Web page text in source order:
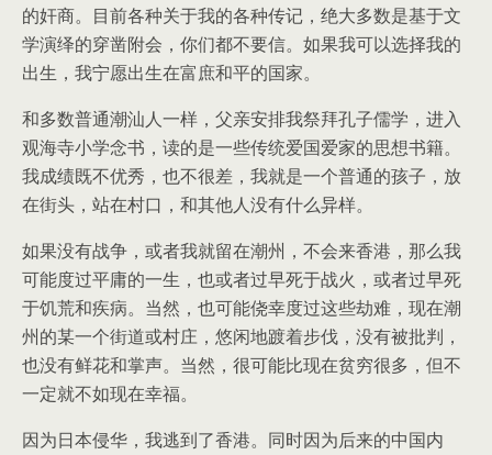
的奸商。目前各种关于我的各种传记，绝大多数是基于文
学演绎的穿凿附会，你们都不要信。如果我可以选择我的
出生，我宁愿出生在富庶和平的国家。
和多数普通潮汕人一样，父亲安排我祭拜孔子儒学，进入
观海寺小学念书，读的是一些传统爱国爱家的思想书籍。
我成绩既不优秀，也不很差，我就是一个普通的孩子，放
在街头，站在村口，和其他人没有什么异样。
如果没有战争，或者我就留在潮州，不会来香港，那么我
可能度过平庸的一生，也或者过早死于战火，或者过早死
于饥荒和疾病。当然，也可能侥幸度过这些劫难，现在潮
州的某一个街道或村庄，悠闲地踱着步伐，没有被批判，
也没有鲜花和掌声。当然，很可能比现在贫穷很多，但不
一定就不如现在幸福。
因为日本侵华，我逃到了香港。同时因为后来的中国内